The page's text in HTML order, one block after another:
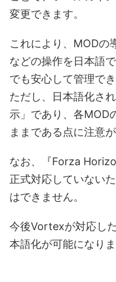
変更できます。
これにより、MODの
などの操作を日本語
でも安心して管理でき
ただし、日本語化さ
示」であり、各MOD
ままである点に注意が
なお、『Forza
正式対応していない
はできません。
今後Vortexが対応し
本語化が可能になりま